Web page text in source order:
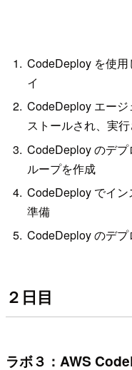
CodeDeploy を使
イ
CodeDeploy エー
ストールされ、実
CodeDeploy のデ
ループを作成
CodeDeploy でイ
準備
CodeDeploy のデ
２日目
ラボ３：AWS